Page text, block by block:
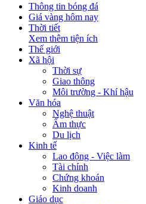
Thông tin bóng đá
Giá vàng hôm nay
Thời tiết
Xem thêm tiện ích
Thế giới
Xã hội
Thời sự
Giao thông
Môi trường - Khí hậu
Văn hóa
Nghệ thuật
Ẩm thực
Du lịch
Kinh tế
Lao động - Việc làm
Tài chính
Chứng khoán
Kinh doanh
Giáo dục